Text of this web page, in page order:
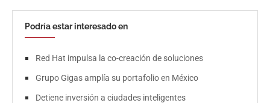
Podría estar interesado en
Red Hat impulsa la co-creación de soluciones
Grupo Gigas amplía su portafolio en México
Detiene inversión a ciudades inteligentes